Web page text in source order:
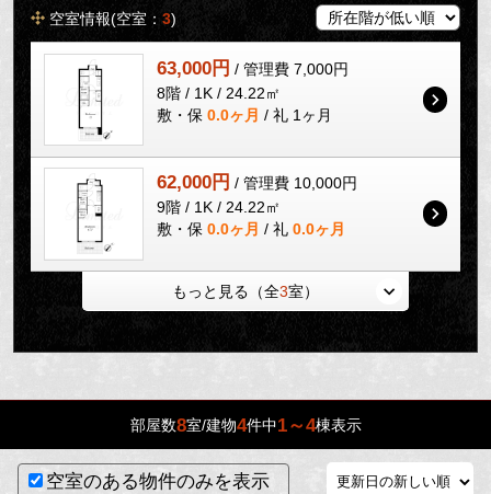
空室情報(空室：3)
63,000円 / 管理費 7,000円
8階 / 1K / 24.22㎡
敷・保 0.0ヶ月 / 礼 1ヶ月
62,000円 / 管理費 10,000円
9階 / 1K / 24.22㎡
敷・保 0.0ヶ月 / 礼 0.0ヶ月
もっと見る（全3室）
部屋数8室/建物4件中1～4棟表示
空室のある物件のみを表示